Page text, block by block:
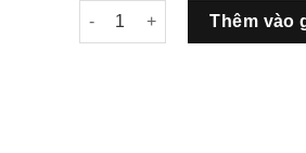
6ES7222-1XF32-0XB0 SM
Thêm vào